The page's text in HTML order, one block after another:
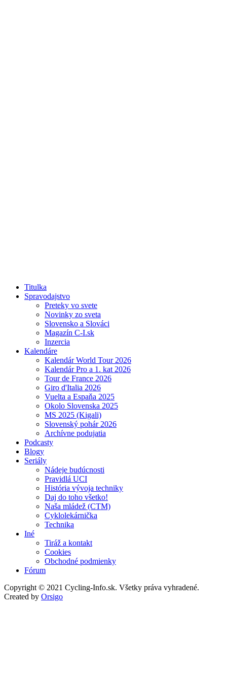
Titulka
Spravodajstvo
Preteky vo svete
Novinky zo sveta
Slovensko a Slováci
Magazín C-I.sk
Inzercia
Kalendáre
Kalendár World Tour 2026
Kalendár Pro a 1. kat 2026
Tour de France 2026
Giro d'Italia 2026
Vuelta a Espaňa 2025
Okolo Slovenska 2025
MS 2025 (Kigali)
Slovenský pohár 2026
Archívne podujatia
Podcasty
Blogy
Seriály
Nádeje budúcnosti
Pravidlá UCI
História vývoja techniky
Daj do toho všetko!
Naša mládež (CTM)
Cyklolekárnička
Technika
Iné
Tiráž a kontakt
Cookies
Obchodné podmienky
Fórum
Copyright © 2021 Cycling-Info.sk. Všetky práva vyhradené.
Created by Orsigo